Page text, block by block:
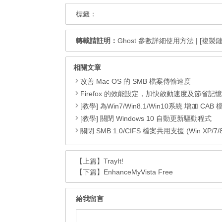
標籤：
轉載請註明： Ghost 參數詳細使用方法 | [複製
相關文章
改善 Mac OS 的 SMB 檔案傳輸速度
Firefox 的效能設定，加快啟動速度及節省記
[教學] 為Win7/Win8.1/Win10系統 增加 CAB 檔的右鍵安裝
[教學] 關閉 Windows 10 自動更新驅動程式
關閉 SMB 1.0/CIFS 檔案共用支援 (Win XP/7/8/
【上篇】 TrayIt!
【下篇】 EnhanceMyVista Free
給我留言